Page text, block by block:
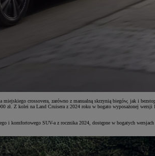
crossovera, zarówno z manualną skrzynią biegów, jak i
Z kolei na Land Cruisera z 2024 roku w bogato wyposażonej
komfortowego SUV-a z rocznika 2024, dostępne w bogatych